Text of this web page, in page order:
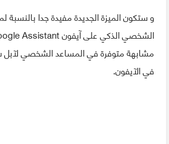
و ستكون الميزة الجديدة مفيدة جدا
مشابهة متوفرة في المساعد الشخصي لآبل
في الآيفون.